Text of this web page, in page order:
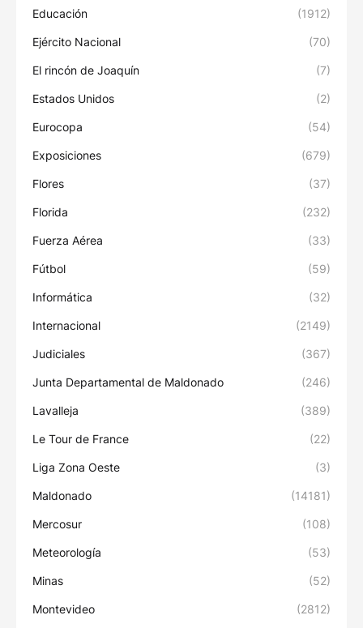
Educación (1912)
Ejército Nacional (70)
El rincón de Joaquín (7)
Estados Unidos (2)
Eurocopa (54)
Exposiciones (679)
Flores (37)
Florida (232)
Fuerza Aérea (33)
Fútbol (59)
Informática (32)
Internacional (2149)
Judiciales (367)
Junta Departamental de Maldonado (246)
Lavalleja (389)
Le Tour de France (22)
Liga Zona Oeste (3)
Maldonado (14181)
Mercosur (108)
Meteorología (53)
Minas (52)
Montevideo (2812)